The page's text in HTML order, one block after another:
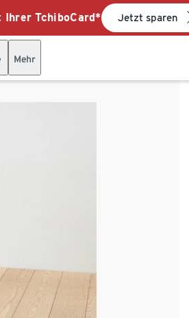
TchiboCard* Jetzt sparen
Mehr